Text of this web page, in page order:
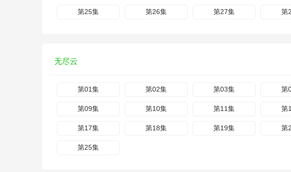
第25集 第26集 第27集 第
无尽云
第01集 第02集 第03集 第
第09集 第10集 第11集 第
第17集 第18集 第19集 第
第25集